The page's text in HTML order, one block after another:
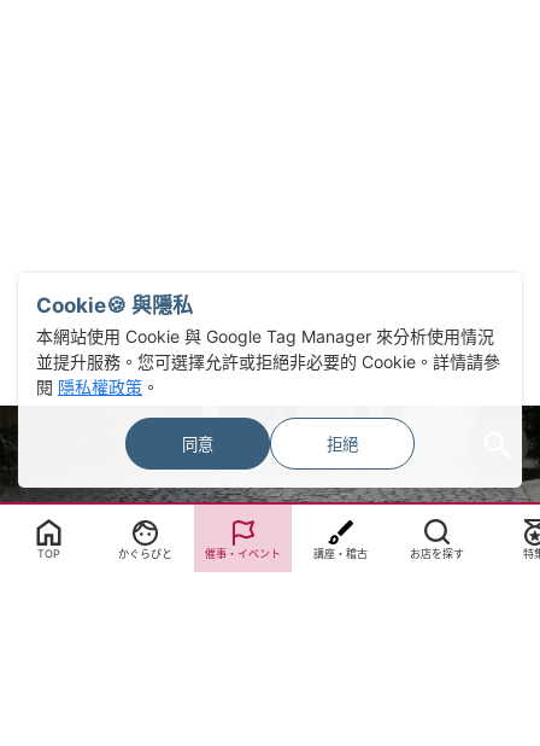
Select Language▼
TOP かぐらびと 催事・イベント 講座・稽古 お店を探す 特
Cookie🍪 與隱私
本網站使用 Cookie 與 Google Tag Manager 來分析使用情況
並提升服務。您可選擇允許或拒絕非必要的 Cookie。詳情請參
閱 隱私權政策 。
同意 拒絕